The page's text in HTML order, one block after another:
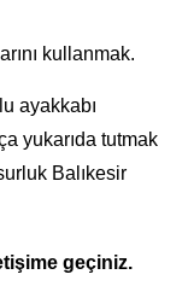
kullanmak.
ayakkabı
yukarıda tutmak
Balıkesir
geçiniz.